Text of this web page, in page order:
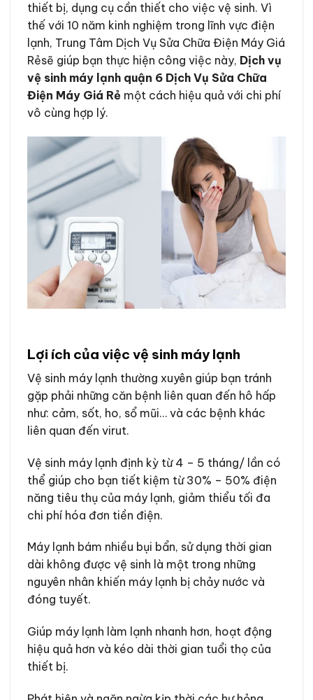
thiết bị, dụng cụ cần thiết cho việc vệ sinh. Vì
thế với 10 năm kinh nghiệm trong lĩnh vực điện
lạnh, Trung Tâm Dịch Vụ Sửa Chữa Điện Máy Giá
Rẻsẽ giúp bạn thực hiện công việc này, Dịch vụ
vệ sinh máy lạnh quận 6 Dịch Vụ Sửa Chữa
Điện Máy Giá Rẻ một cách hiệu quả với chi phí
vô cùng hợp lý.
Lợi ích của việc vệ sinh máy lạnh
Vệ sinh máy lạnh thường xuyên giúp bạn tránh
gặp phải những căn bệnh liên quan đến hô hấp
như: cảm, sốt, ho, sổ mũi… và các bệnh khác
liên quan đến virut.
Vệ sinh máy lạnh định kỳ từ 4 – 5 tháng/ lần có
thể giúp cho bạn tiết kiệm từ 30% – 50% điện
năng tiêu thụ của máy lạnh, giảm thiểu tối đa
chi phí hóa đơn tiền điện.
Máy lạnh bám nhiều bụi bẩn, sử dụng thời gian
dài không được vệ sinh là một trong những
nguyên nhân khiến máy lạnh bị chảy nước và
đóng tuyết.
Giúp máy lạnh làm lạnh nhanh hơn, hoạt động
hiệu quả hơn và kéo dài thời gian tuổi thọ của
thiết bị.